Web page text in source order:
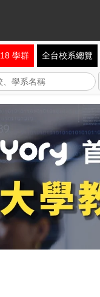
學群 全台校系總覽